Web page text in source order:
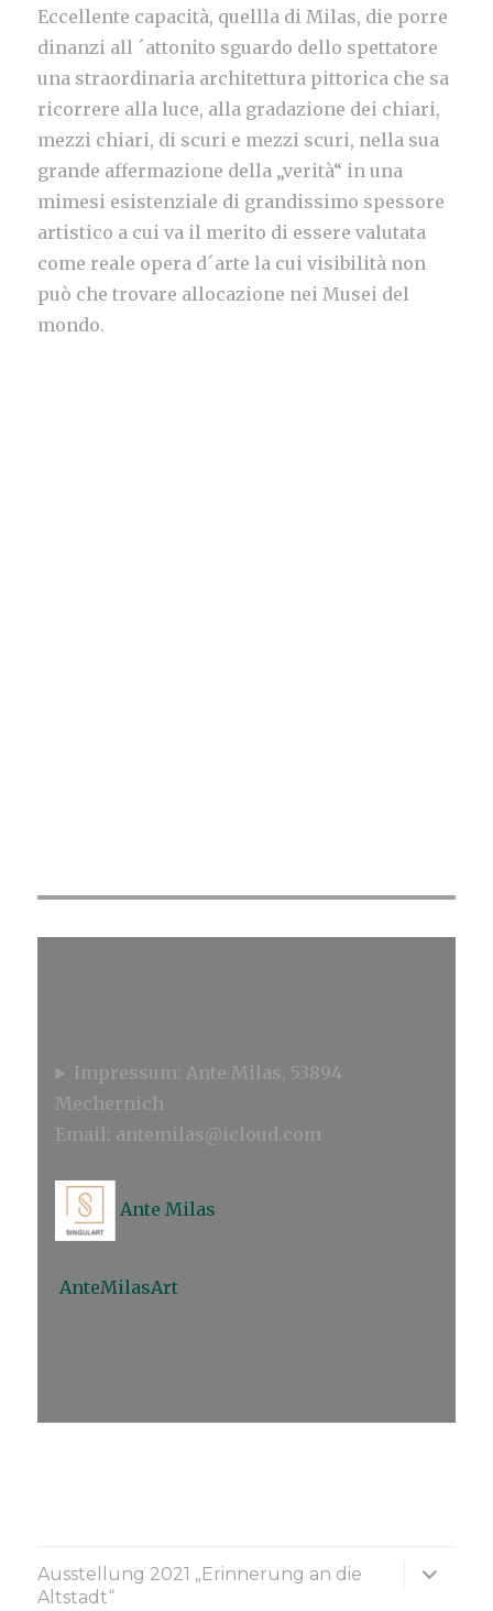
Eccellente capacità, quellla di Milas, die porre
dinanzi all ´attonito sguardo dello spettatore
una straordinaria architettura pittorica che sa
ricorrere alla luce, alla gradazione dei chiari,
mezzi chiari, di scuri e mezzi scuri, nella sua
grande affermazione della „verità“ in una
mimesi esistenziale di grandissimo spessore
artistico a cui va il merito di essere valutata
come reale opera d´arte la cui visibilità non
può che trovare allocazione nei Musei del
mondo.
Impressum: Ante Milas, 53894
Mechernich
Email: antemilas@icloud.com
Ante Milas
AnteMilasArt
Ausstellung 2021 „Erinnerung an die
Altstadt“